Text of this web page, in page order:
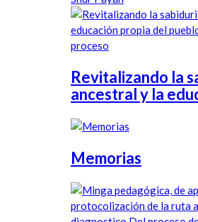
Revitalizando la
ancestral y la
Memorias